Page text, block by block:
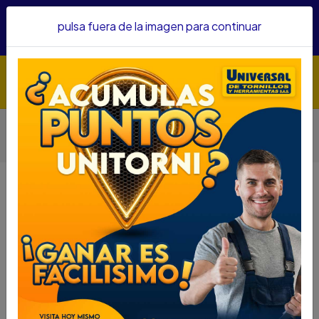
confianza&nbsp;Recibe un KIT PARRILLERO por compras
Inicio Herramientas
Herramienta Manual
Otras Herramientas Manuales
CIZALLA SATA 18" MULTIPLICADOR DE FUERZA ST93704SC
CIZALLA SATA 18" MULTIPLICADOR
DE FUERZA ST93704SC
DESCRIPCIÓN
UTH 43600250
CIZALLA SATA 18" MULTIPLICADOR DE FUERZA
ST93704SC
Modelo: ST93704SC
pulsa fuera de la imagen para continuar